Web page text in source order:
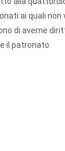
ai quali
di averne
il patronato.